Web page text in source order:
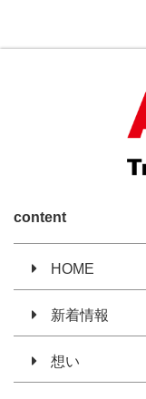
content
HOME
新着情報
想い